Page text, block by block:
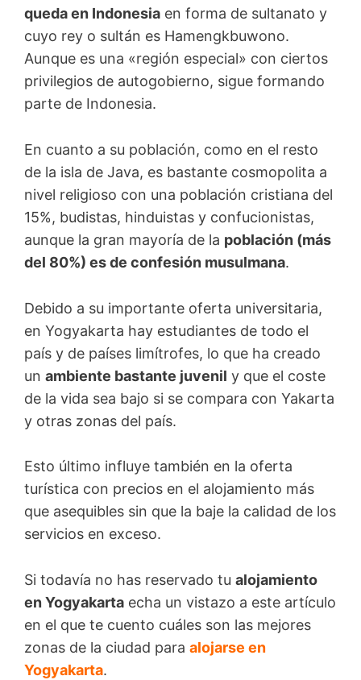
queda en Indonesia en forma de sultanato y
cuyo rey o sultán es Hamengkbuwono.
Aunque es una «región especial» con ciertos
privilegios de autogobierno, sigue formando
parte de Indonesia.
En cuanto a su población, como en el resto
de la isla de Java, es bastante cosmopolita a
nivel religioso con una población cristiana del
15%, budistas, hinduistas y confucionistas,
aunque la gran mayoría de la población (más
del 80%) es de confesión musulmana.
Debido a su importante oferta universitaria,
en Yogyakarta hay estudiantes de todo el
país y de países limítrofes, lo que ha creado
un ambiente bastante juvenil y que el coste
de la vida sea bajo si se compara con Yakarta
y otras zonas del país.
Esto último influye también en la oferta
turística con precios en el alojamiento más
que asequibles sin que la baje la calidad de los
servicios en exceso.
Si todavía no has reservado tu alojamiento
en Yogyakarta echa un vistazo a este artículo
en el que te cuento cuáles son las mejores
zonas de la ciudad para alojarse en
Yogyakarta.